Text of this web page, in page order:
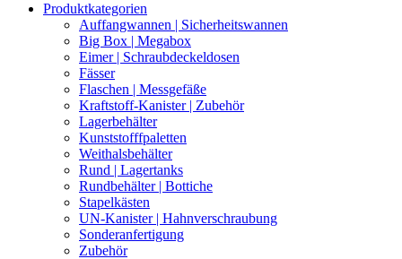
Produktkategorien
Auffangwannen | Sicherheitswannen
Big Box | Megabox
Eimer | Schraubdeckeldosen
Fässer
Flaschen | Messgefäße
Kraftstoff-Kanister | Zubehör
Lagerbehälter
Kunststofffpaletten
Weithalsbehälter
Rund | Lagertanks
Rundbehälter | Bottiche
Stapelkästen
UN-Kanister | Hahnverschraubung
Sonderanfertigung
Zubehör